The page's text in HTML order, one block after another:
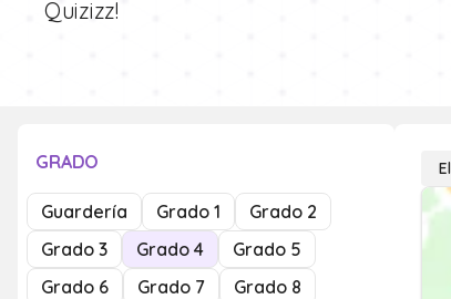
Quizizz!
GRADO
Guardería Grado 1
Grado 2
Grado 3
Grado 4
Grado 5
Grado 6
Grado 7
Grado 8